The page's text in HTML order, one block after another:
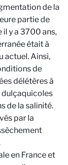
de la
partie de
il y a 3700 ans,
était à
actuel. Ainsi,
de
délétères à
dulçaquicoles
de la salinité.
par la
en France et